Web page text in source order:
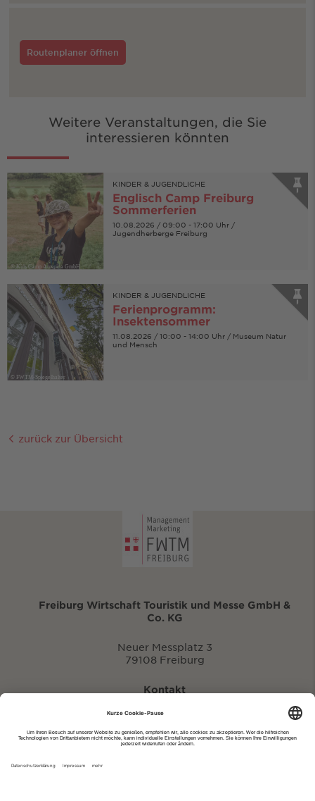
Routenplaner öffnen
Weitere Veranstaltungen, die Sie
interessieren könnten
© Kids Camp America GmbH
KINDER & JUGENDLICHE
Englisch Camp Freiburg
Sommerferien
10.08.2026 / 09:00 - 17:00 Uhr /
Jugendherberge Freiburg
© FWTM-Spiegelhalter
KINDER & JUGENDLICHE
Ferienprogramm:
Insektensommer
11.08.2026 / 10:00 - 14:00 Uhr / Museum Natur
und Mensch
zurück zur Übersicht
Freiburg Wirtschaft Touristik und Messe GmbH &
Co. KG
Neuer Messplatz 3
79108 Freiburg
Kontakt
eventportal@fwtm.de